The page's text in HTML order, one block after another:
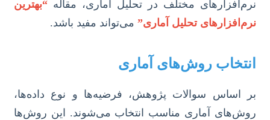
نرم‌افزارهای مختلف در تحلیل آماری، مقاله “بهترین
نرم‌افزارهای تحلیل آماری” می‌تواند مفید باشد.
انتخاب روش‌های آماری
بر اساس سوالات پژوهش، فرضیه‌ها و نوع داده‌ها،
روش‌های آماری مناسب انتخاب می‌شوند. این روش‌ها